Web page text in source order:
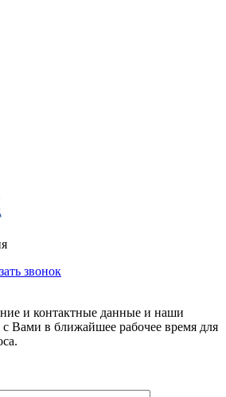
звонок
и контактные данные и наши
Вами в ближайшее рабочее время для